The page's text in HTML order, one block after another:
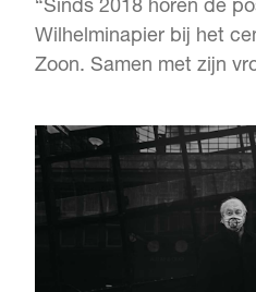
“Sinds 2018 horen de
Wilhelminapier bij het
Zoon. Samen met zijn
Rotterdam-Zuid. Ze
praten. “Nee joh, we
we hadden een twee-
Barendrecht. Maar wat